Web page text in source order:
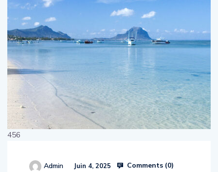
456
Admin Juin 4, 2025 Comments (0)